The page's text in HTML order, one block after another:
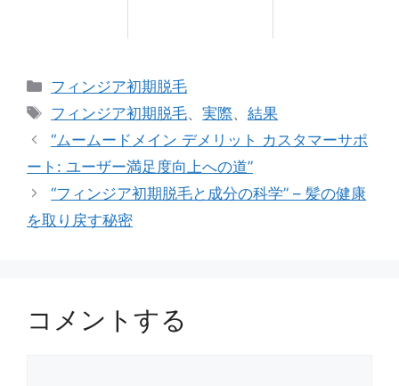
カ
テ
リ
ー
フィンジア初期脱毛
タ
グ
フィンジア初期脱毛、実際、結果
“ムームードメイン デメリット カスタマーサポ
ート: ユーザー満足度向上への道”
“フィンジア初期脱毛と成分の科学” – 髪の健康
を取り戻す秘密
コメントする